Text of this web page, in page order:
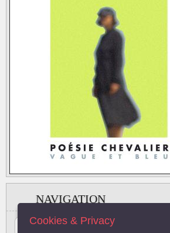
NAVIGATION
A B C D
Cookies & Privacy